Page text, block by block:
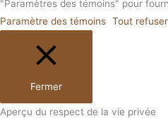
"Paramètres des témoins" pour
Paramètre des témoins Tout refuser
Fermer
Aperçu du respect de la vie privée